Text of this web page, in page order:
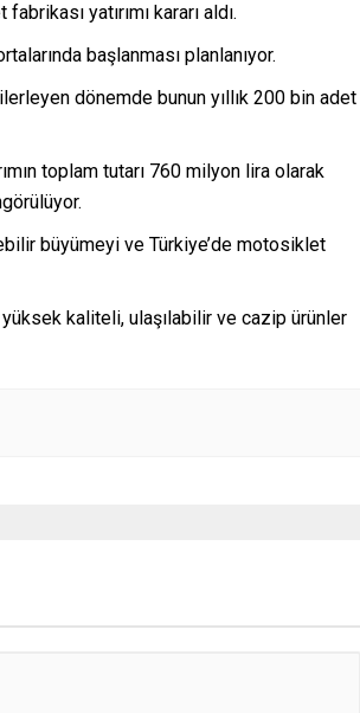
yatırımı kararı aldı.
başlanması planlanıyor.
dönemde bunun yıllık 200 bin adet
toplam tutarı 760 milyon lira olarak
büyümeyi ve Türkiye’de motosiklet
kaliteli, ulaşılabilir ve cazip ürünler